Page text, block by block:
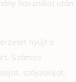
használat után
nyújt a
Számos
szójaolajat,